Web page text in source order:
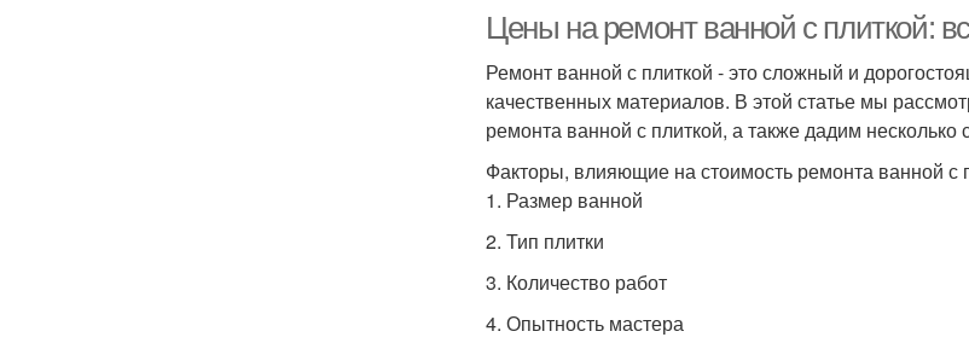
Цены на ремонт ванной с плиткой:
Ремонт ванной с плиткой - это сложный и
качественных материалов. В этой статье мы
ремонта ванной с плиткой, а также дадим несколько
Факторы, влияющие на стоимость ремонта ванной с
1. Размер ванной
2. Тип плитки
3. Количество работ
4. Опытность мастера